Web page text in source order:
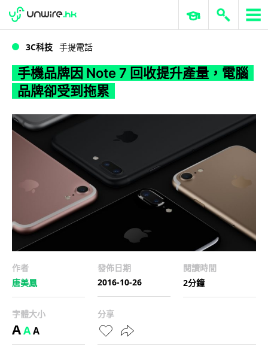
WWDC 2026 ERP 與商業 AI
3C科技 手提電話
手機品牌因 Note 7 回收提升產量，電腦
品牌卻受到拖累
作者
唐美鳳
發佈日期
2016-10-26
閱讀時間
2分鐘
字體大小
AAA
分享